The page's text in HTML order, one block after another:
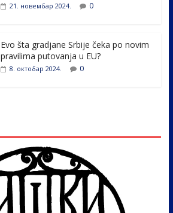
21. новембар 2024. 0
Evo šta gradjane Srbije čeka po novim
pravilima putovanja u EU?
8. октобар 2024. 0